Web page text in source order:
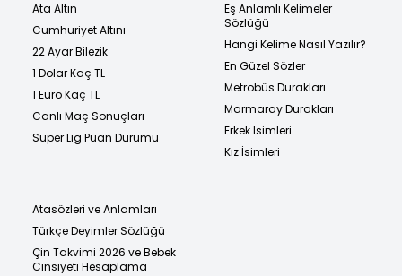
Ata Altın
Cumhuriyet Altını
22 Ayar Bilezik
1 Dolar Kaç TL
1 Euro Kaç TL
Canlı Maç Sonuçları
Süper Lig Puan Durumu
Eş Anlamlı Kelimeler
Sözlüğü
Hangi Kelime Nasıl Yazılır?
En Güzel Sözler
Metrobüs Durakları
Marmaray Durakları
Erkek İsimleri
Kız İsimleri
Atasözleri ve Anlamları
Türkçe Deyimler Sözlüğü
Çin Takvimi 2026 ve Bebek
Cinsiyeti Hesaplama